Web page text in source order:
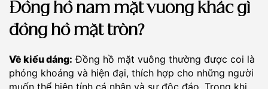
Đồng hồ nam mặt vuông khác gì
đồng hồ mặt tròn?
Về kiểu dáng: Đồng hồ mặt vuông thường được coi là
phóng khoáng và hiện đại, thích hợp cho những người
muốn thể hiện tính cá nhân và sự độc đáo. Trong khi